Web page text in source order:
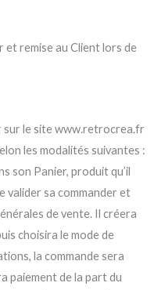
et remise au Client lors de
sur le site www.retrocrea.fr
les modalités suivantes :
son Panier, produit qu’il
valider sa commander et
de vente. Il créera
choisira le mode de
la commande sera
paiement de la part du